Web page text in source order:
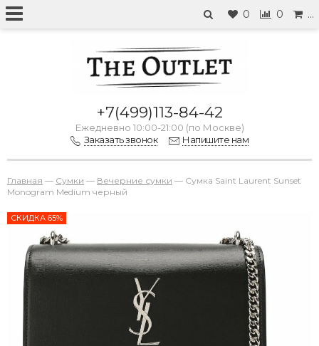
0 0 …
+7(499)113-84-42
Ежедневно 10:00-21:00 (по Москве)
Заказать звонок
Напишите нам
Главная — Сумки — Вечерние сумки — Сумка Saint Laurent Sunset
Monogram Medium черный
СКИДКА 65%